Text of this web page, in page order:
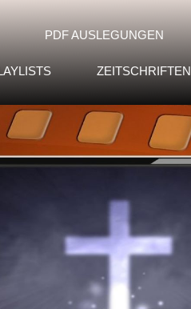
PDF AUSLEGUNGEN
ZEITSCHRIFTEN